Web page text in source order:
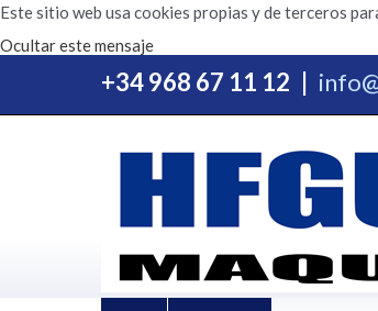
Este sitio web usa cookies propias y de terceros
Ocultar este mensaje
+34 968 67 11 12